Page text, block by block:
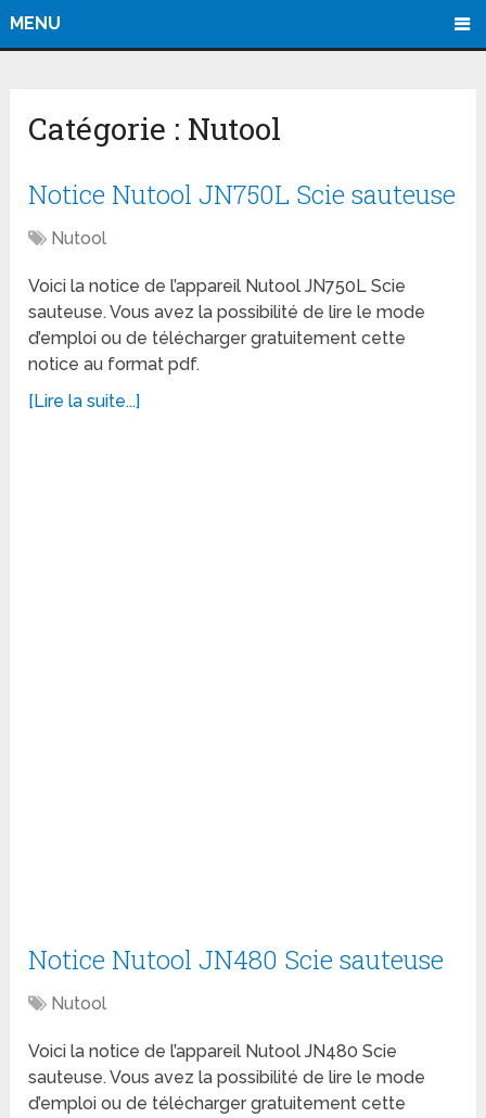
MENU
Catégorie : Nutool
Notice Nutool JN750L Scie sauteuse
Nutool
Voici la notice de l’appareil Nutool JN750L Scie
sauteuse. Vous avez la possibilité de lire le mode
d’emploi ou de télécharger gratuitement cette
notice au format pdf.
[Lire la suite...]
Notice Nutool JN480 Scie sauteuse
Nutool
Voici la notice de l’appareil Nutool JN480 Scie
sauteuse. Vous avez la possibilité de lire le mode
d’emploi ou de télécharger gratuitement cette